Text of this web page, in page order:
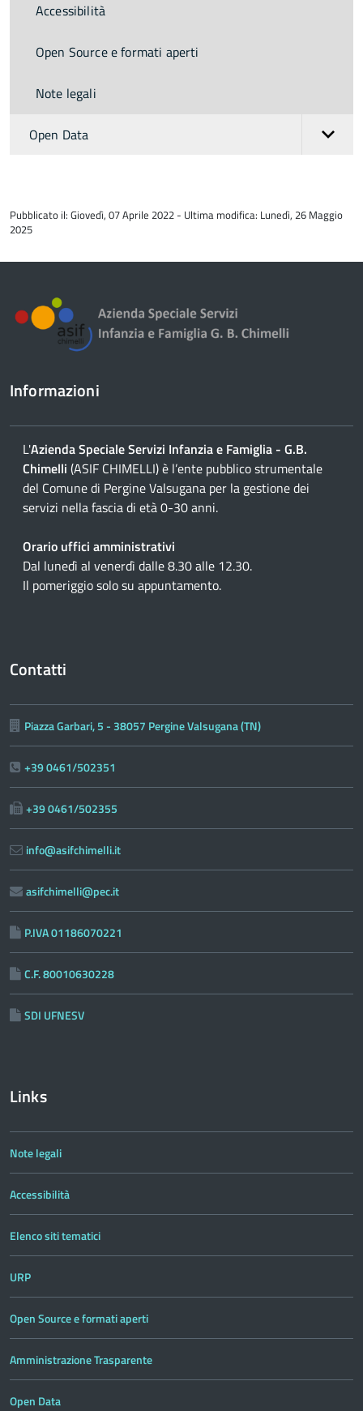
Accessibilità
Open Source e formati aperti
Note legali
Open Data
del
contenuto
Pubblicato il: Giovedì, 07 Aprile 2022 - Ultima modifica: Lunedì, 26 Maggio
2025
Informazioni
L'Azienda Speciale Servizi Infanzia e Famiglia - G.B.
Chimelli (ASIF CHIMELLI) è l’ente pubblico strumentale
del Comune di Pergine Valsugana per la gestione dei
servizi nella fascia di età 0-30 anni.
Orario uffici amministrativi
Dal lunedì al venerdì dalle 8.30 alle 12.30.
Il pomeriggio solo su appuntamento.
Contatti
Piazza Garbari, 5 - 38057 Pergine Valsugana (TN)
+39 0461/502351
+39 0461/502355
info@asifchimelli.it
asifchimelli@pec.it
P.IVA 01186070221
C.F. 80010630228
SDI UFNESV
Links
Note legali
Accessibilità
Elenco siti tematici
URP
Open Source e formati aperti
Amministrazione Trasparente
Open Data